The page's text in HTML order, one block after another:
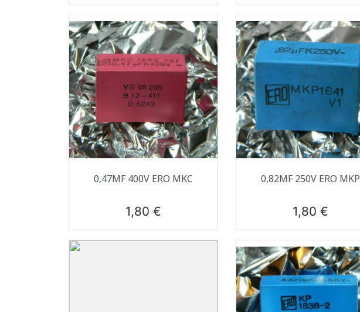
Aperçu rapide
0,47ΜF 400V ERO MKC
Prix
1,80 €
Aperçu rapide
0,82ΜF 250V ERO MKP
Prix
1,80 €